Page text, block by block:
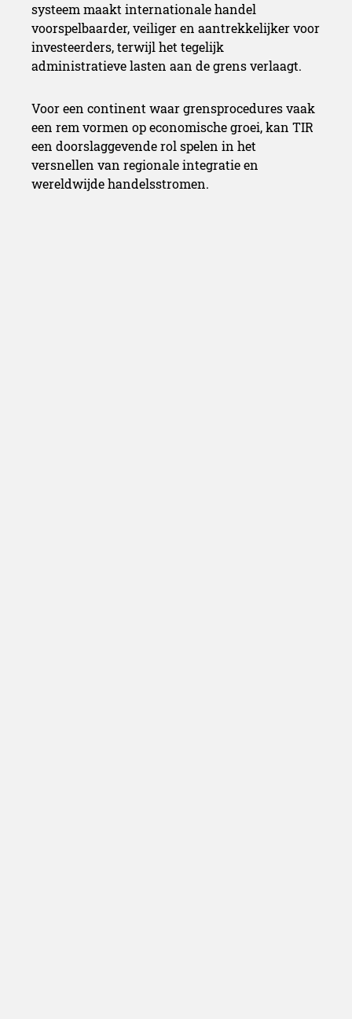
systeem maakt internationale handel
voorspelbaarder, veiliger en aantrekkelijker voor
investeerders, terwijl het tegelijk
administratieve lasten aan de grens verlaagt.
Voor een continent waar grensprocedures vaak
een rem vormen op economische groei, kan TIR
een doorslaggevende rol spelen in het
versnellen van regionale integratie en
wereldwijde handelsstromen.